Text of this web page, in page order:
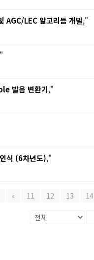
AGC/LEC 알고리듬 개발,"
발음 변환기,"
식 (6차년도),"
« 11 12 13 14